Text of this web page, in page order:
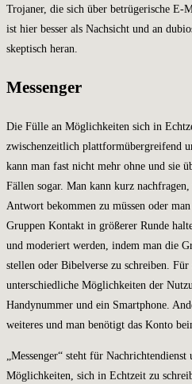
Trojaner, die sich über betrügerische E-
ist hier besser als Nachsicht und an
skeptisch heran.
Messenger
Die Fülle an Möglichkeiten sich in
zwischenzeitlich plattformübergreifend
kann man fast nicht mehr ohne und sie
Fällen sogar. Man kann kurz
Antwort bekommen zu müssen oder
Gruppen Kontakt in größerer Runde
und moderiert werden, indem man die
stellen oder Bibelverse zu schreiben.
unterschiedliche Möglichkeiten der
Handynummer und ein Smartphone.
weiteres und man benötigt das Konto
„Messenger“ steht für
Möglichkeiten, sich in Echtzeit zu